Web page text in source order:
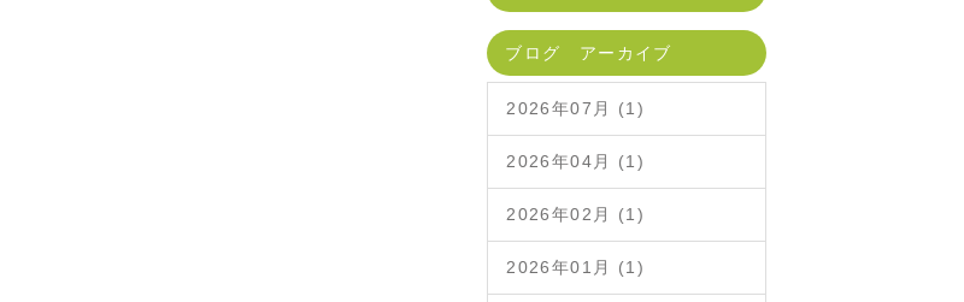
ブログ アーカイブ
2026年07月 (1)
2026年04月 (1)
2026年02月 (1)
2026年01月 (1)